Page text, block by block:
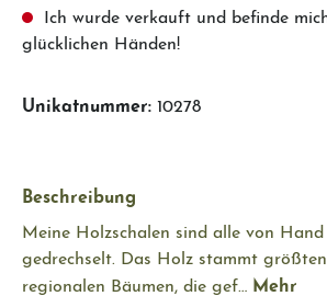
Ich wurde verkauft und befinde
glücklichen Händen!
Unikatnummer: 10278
Beschreibung
Meine Holzschalen sind alle von
gedrechselt. Das Holz stammt
regionalen Bäumen, die gef… Mehr